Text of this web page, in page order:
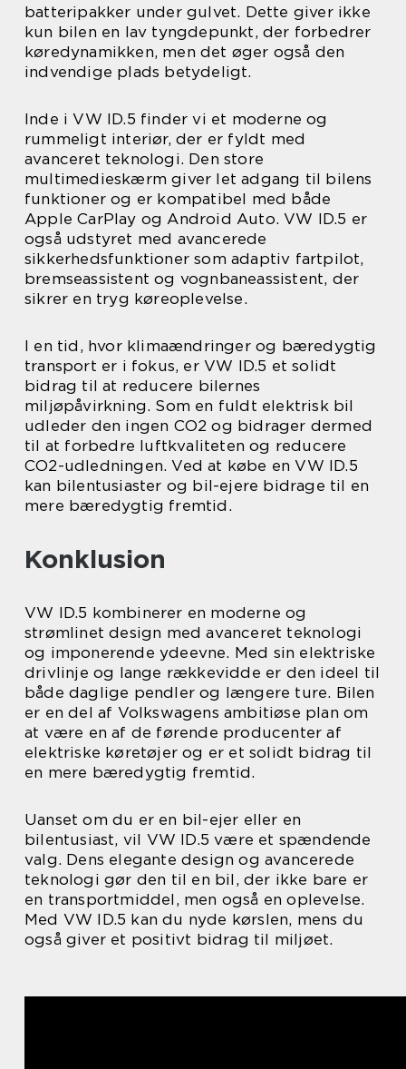
batteripakker under gulvet. Dette giver ikke
kun bilen en lav tyngdepunkt, der forbedrer
køredynamikken, men det øger også den
indvendige plads betydeligt.
Inde i VW ID.5 finder vi et moderne og
rummeligt interiør, der er fyldt med
avanceret teknologi. Den store
multimedieskærm giver let adgang til bilens
funktioner og er kompatibel med både
Apple CarPlay og Android Auto. VW ID.5 er
også udstyret med avancerede
sikkerhedsfunktioner som adaptiv fartpilot,
bremseassistent og vognbaneassistent, der
sikrer en tryg køreoplevelse.
I en tid, hvor klimaændringer og bæredygtig
transport er i fokus, er VW ID.5 et solidt
bidrag til at reducere bilernes
miljøpåvirkning. Som en fuldt elektrisk bil
udleder den ingen CO2 og bidrager dermed
til at forbedre luftkvaliteten og reducere
CO2-udledningen. Ved at købe en VW ID.5
kan bilentusiaster og bil-ejere bidrage til en
mere bæredygtig fremtid.
Konklusion
VW ID.5 kombinerer en moderne og
strømlinet design med avanceret teknologi
og imponerende ydeevne. Med sin elektriske
drivlinje og lange rækkevidde er den ideel til
både daglige pendler og længere ture. Bilen
er en del af Volkswagens ambitiøse plan om
at være en af de førende producenter af
elektriske køretøjer og er et solidt bidrag til
en mere bæredygtig fremtid.
Uanset om du er en bil-ejer eller en
bilentusiast, vil VW ID.5 være et spændende
valg. Dens elegante design og avancerede
teknologi gør den til en bil, der ikke bare er
en transportmiddel, men også en oplevelse.
Med VW ID.5 kan du nyde kørslen, mens du
også giver et positivt bidrag til miljøet.